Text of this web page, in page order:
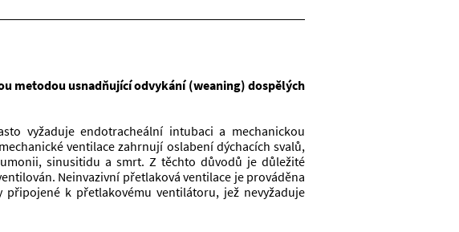
metodou usnadňující odvykání (weaning) dospělých
vyžaduje endotracheální intubaci a mechanickou
ventilace zahrnují oslabení dýchacích svalů,
sinusitidu a smrt. Z těchto důvodů je důležité
Neinvazivní přetlaková ventilace je prováděna
k přetlakovému ventilátoru, jež nevyžaduje